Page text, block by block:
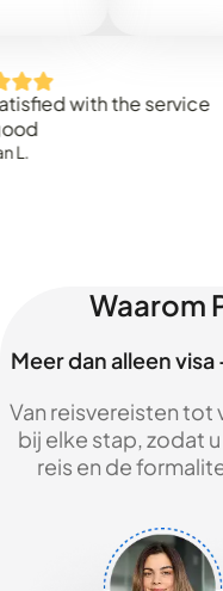
with the service
Waarom
Meer dan alleen
Van reisvereisten tot
bij elke stap, zodat
reis en de